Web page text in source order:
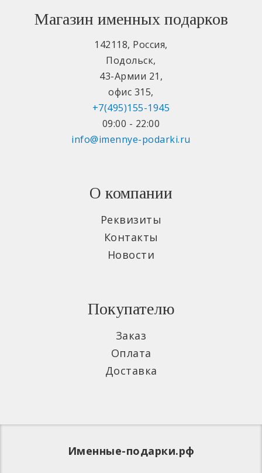
Магазин именных подарков
142118, Россия,
Подольск,
43-Армии 21 ,
офис 315,
+7(495)155-1945
09:00 - 22:00
info@imennye-podarki.ru
О компании
Реквизиты
Контакты
Новости
Покупателю
Заказ
Оплата
Доставка
Именные-подарки.рф